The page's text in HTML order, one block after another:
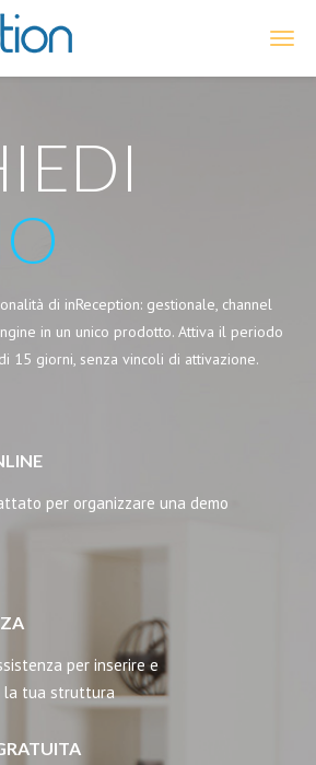
di inReception: gestionale, channel
in un unico prodotto. Attiva il periodo
15 giorni, senza vincoli di attivazione.
per organizzare una demo
per inserire e
la tua struttura